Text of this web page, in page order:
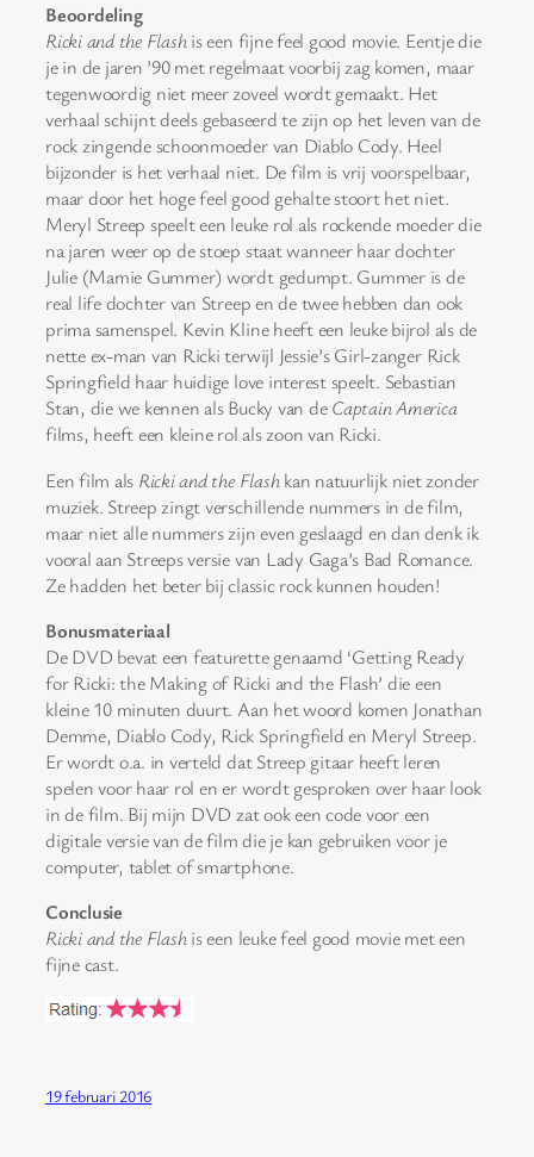
Beoordeling
Ricki and the Flashis een fijne feel good movie. Eentje die
je in de jaren ’90 met regelmaat voorbij zag komen, maar
tegenwoordig niet meer zoveel wordt gemaakt. Het
verhaal schijnt deels gebaseerd te zijn op het leven van de
rock zingende schoonmoeder van Diablo Cody. Heel
bijzonder is het verhaal niet. De film is vrij voorspelbaar,
maar door het hoge feel good gehalte stoort het niet.
Meryl Streep speelt een leuke rol als rockende moeder die
na jaren weer op de stoep staat wanneer haar dochter
Julie (Mamie Gummer) wordt gedumpt. Gummer is de
real life dochter van Streep en de twee hebben dan ook
prima samenspel. Kevin Kline heeft een leuke bijrol als de
nette ex-man van Ricki terwijl Jessie’s Girl-zanger Rick
Springfield haar huidige love interest speelt. Sebastian
Stan, die we kennen als Bucky van deCaptain America
films, heeft een kleine rol als zoon van Ricki.
Een film als Ricki and the Flashkan natuurlijk niet zonder
muziek. Streep zingt verschillende nummers in de film,
maar niet alle nummers zijn even geslaagd en dan denk ik
vooral aan Streeps versie van Lady Gaga’s Bad Romance.
Ze hadden het beter bij classic rock kunnen houden!
Bonusmateriaal
De DVD bevat een featurette genaamd ‘Getting Ready
for Ricki: the Making of Ricki and the Flash’ die een
kleine 10 minuten duurt. Aan het woord komen Jonathan
Demme, Diablo Cody, Rick Springfield en Meryl Streep.
Er wordt o.a. in verteld dat Streep gitaar heeft leren
spelen voor haar rol en er wordt gesproken over haar look
in de film. Bij mijn DVD zat ook een code voor een
digitale versie van de film die je kan gebruiken voor je
computer, tablet of smartphone.
Conclusie
Ricki and the Flashis een leuke feel good movie met een
fijne cast.
19 februari 2016